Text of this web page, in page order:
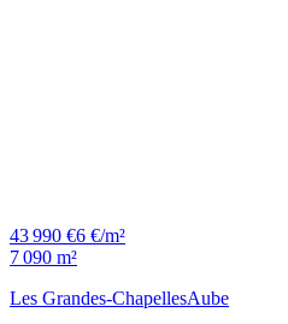
43 990 €6 €/m²
7 090 m²
Les Grandes-ChapellesAube